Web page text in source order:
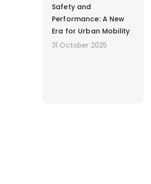
Safety and
Performance: A New
Era for Urban Mobility
31 October 2025